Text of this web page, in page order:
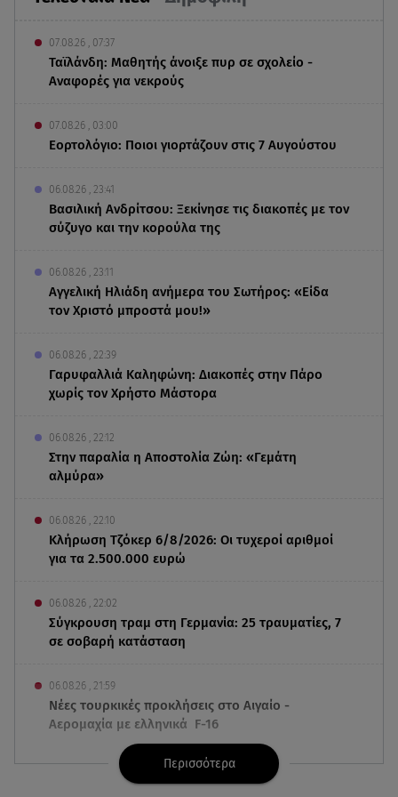
07.08.26 , 07:37
Ταϊλάνδη: Μαθητής άνοιξε πυρ σε σχολείο -
Αναφορές για νεκρούς
07.08.26 , 03:00
Εορτολόγιο: Ποιοι γιορτάζουν στις 7 Αυγούστου
06.08.26 , 23:41
Βασιλική Ανδρίτσου: Ξεκίνησε τις διακοπές με τον
σύζυγο και την κορούλα της
06.08.26 , 23:11
Αγγελική Ηλιάδη ανήμερα του Σωτήρος: «Είδα
τον Χριστό μπροστά μου!»
06.08.26 , 22:39
Γαρυφαλλιά Καληφώνη: Διακοπές στην Πάρο
χωρίς τον Χρήστο Μάστορα
06.08.26 , 22:12
Στην παραλία η Αποστολία Ζώη: «Γεμάτη
αλμύρα»
06.08.26 , 22:10
Κλήρωση Τζόκερ 6/8/2026: Οι τυχεροί αριθμοί
για τα 2.500.000 ευρώ
06.08.26 , 22:02
Σύγκρουση τραμ στη Γερμανία: 25 τραυματίες, 7
σε σοβαρή κατάσταση
06.08.26 , 21:59
Νέες τουρκικές προκλήσεις στο Αιγαίο -
Αερομαχία με ελληνικά F-16
06.08.26 , 21:31
Τροχαίο για τον Mike - Η ανακοίνωση του ράπερ
Περισσότερα